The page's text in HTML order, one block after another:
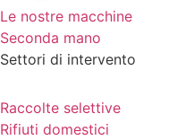
Le nostre macchine
Seconda mano
Settori di intervento
Raccolte selettive
Rifiuti domestici